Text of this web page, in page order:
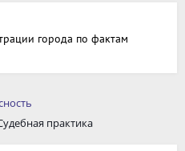
города по фактам
практика